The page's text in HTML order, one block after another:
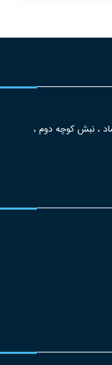
، نبش کوچه دوم ،